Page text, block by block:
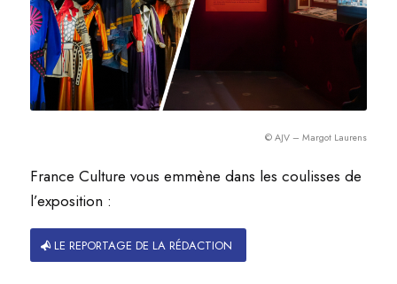
© AJV – Margot Laurens
France Culture vous emmène dans les coulisses de
l’exposition :
LE REPORTAGE DE LA RÉDACTION